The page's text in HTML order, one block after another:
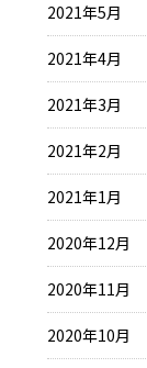
2021年5月
2021年4月
2021年3月
2021年2月
2021年1月
2020年12月
2020年11月
2020年10月